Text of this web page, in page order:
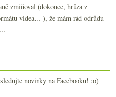
zmiňoval (dokonce, hrůza z
videa… ), že mám rád odrůdu
novinky na Facebooku! :o)